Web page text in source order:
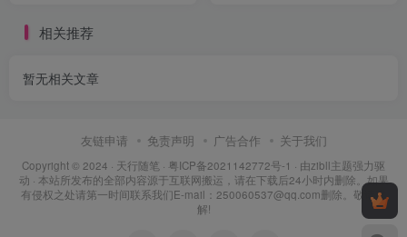
相关推荐
暂无相关文章
友链申请 免责声明 广告合作 关于我们
Copyright © 2024 · 天行随笔 · 粤ICP备2021142772号-1 · 由zibll主题强力驱
动 · 本站所发布的全部内容源于互联网搬运，请在下载后24小时内删除。如果
有侵权之处请第一时间联系我们E-mail：250060537@qq.com删除。敬请谅
解!